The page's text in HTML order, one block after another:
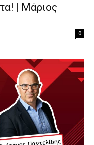
| Μάριος
0